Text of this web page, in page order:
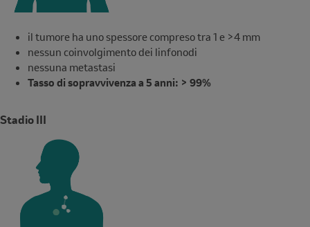
il tumore ha uno spessore compreso tra 1 e >4 mm
nessun coinvolgimento dei linfonodi
nessuna metastasi
Tasso di sopravvivenza a 5 anni: > 99%
Stadio III